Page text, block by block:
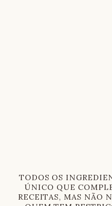
TODOS OS
ÚNICO QUE
RECEITAS, MAS NÃO